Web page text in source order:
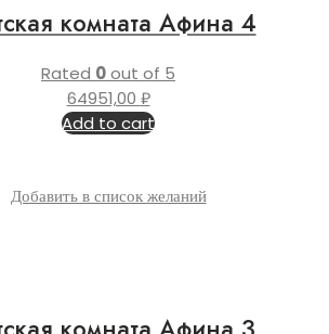
комната Афина 4
Rated 0out of 5
64951,00 ₽
Add to cart
Добавить в список желаний